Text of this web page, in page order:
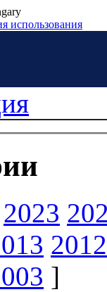
использования
2023
2012
]